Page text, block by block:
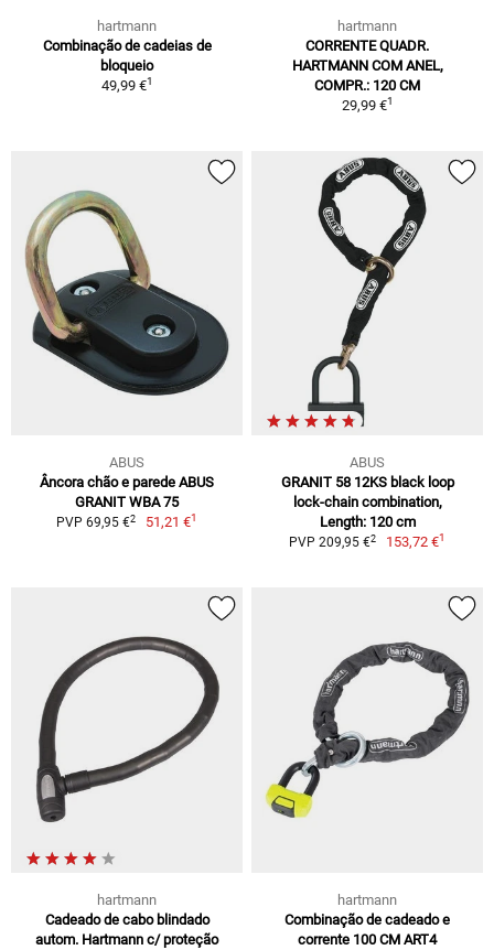
hartmann
Combinação de cadeias de
bloqueio
49,99 €1
hartmann
CORRENTE QUADR.
HARTMANN COM ANEL,
COMPR.: 120 CM
29,99 €1
ABUS
Âncora chão e parede ABUS
GRANIT WBA 75
PVP 69,95 €2 51,21 €1
ABUS
GRANIT 58 12KS black loop
lock-chain combination,
Length: 120 cm
PVP 209,95 €2 153,72 €1
hartmann
Cadeado de cabo blindado
autom. Hartmann c/ proteção
hartmann
Combinação de cadeado e
corrente 100 CM ART4